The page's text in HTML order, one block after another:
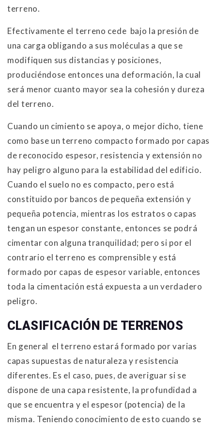
terreno.
Efectivamente el terreno cede bajo la presión de
una carga obligando a sus moléculas a que se
modifiquen sus distancias y posiciones,
produciéndose entonces una deformación, la cual
será menor cuanto mayor sea la cohesión y dureza
del terreno.
Cuando un cimiento se apoya, o mejor dicho, tiene
como base un terreno compacto formado por capas
de reconocido espesor, resistencia y extensión no
hay peligro alguno para la estabilidad del edificio.
Cuando el suelo no es compacto, pero está
constituido por bancos de pequeña extensión y
pequeña potencia, mientras los estratos o capas
tengan un espesor constante, entonces se podrá
cimentar con alguna tranquilidad; pero si por el
contrario el terreno es comprensible y está
formado por capas de espesor variable, entonces
toda la cimentación está expuesta a un verdadero
peligro.
CLASIFICACIÓN DE TERRENOS
En general el terreno estará formado por varias
capas supuestas de naturaleza y resistencia
diferentes. Es el caso, pues, de averiguar si se
dispone de una capa resistente, la profundidad a
que se encuentra y el espesor (potencia) de la
misma. Teniendo conocimiento de esto cuando se